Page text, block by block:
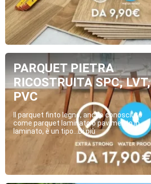
PARQUET PIETRA
RICOSTRUITA SPC, LVT,
PVC
Il parquet finto legno, anche conosciuto
come parquet laminato o pavimento in
laminato, è un tipo...Di più